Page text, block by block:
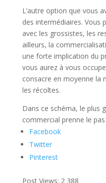
L’autre option que vous
des intermédiaires. Vous
avec les grossistes, les
ailleurs, la
une forte implication du
vous aurez à vous
consacre en moyenne la
les récoltes.
Dans ce schéma, le plus
commercial prenne le
Facebook
Twitter
Pinterest
Post Views: 2 388